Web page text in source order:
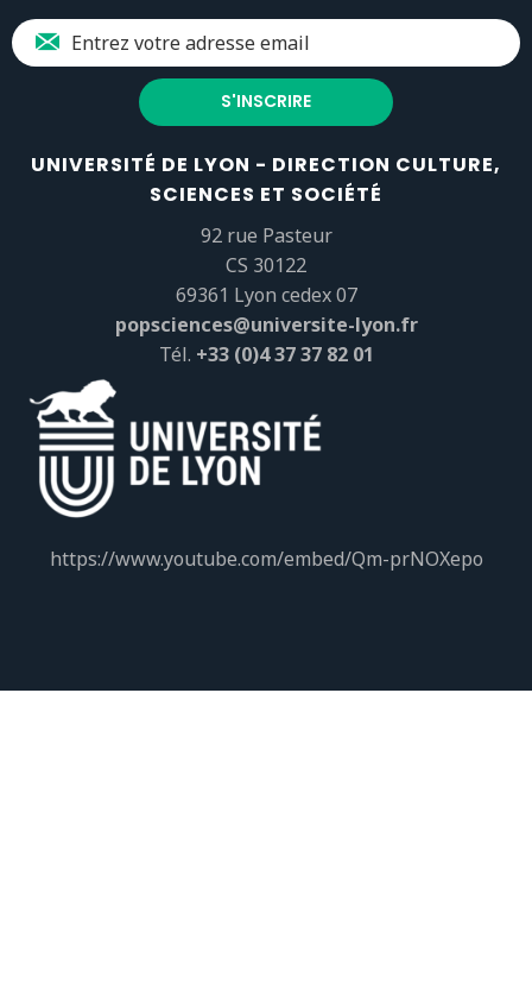
UNIVERSITÉ DE LYON - DIRECTION CULTURE,
SCIENCES ET SOCIÉTÉ
92 rue Pasteur
CS 30122
69361 Lyon cedex 07
popsciences@universite-lyon.fr
Tél. +33 (0)4 37 37 82 01
https://www.youtube.com/embed/Qm-prNOXepo